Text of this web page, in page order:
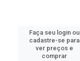
Faça seu login ou
cadastre-se para
ver preços e
comprar